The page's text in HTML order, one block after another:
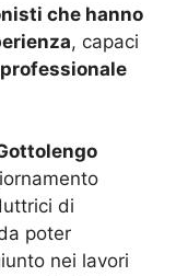
che hanno
, capaci
di
poter
nei lavori